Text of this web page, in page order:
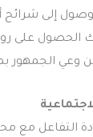
إلى شرائح
الحصول على
وعي الجمهور
التفاعل مع